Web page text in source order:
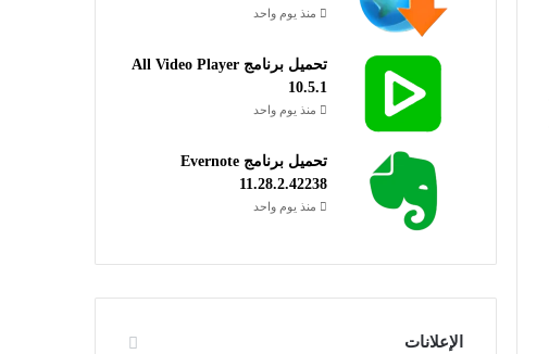
منذ يوم واحد
تحميل برنامج All Video Player
10.5.1
منذ يوم واحد
تحميل برنامج Evernote
11.28.2.42238
منذ يوم واحد
الإعلانات